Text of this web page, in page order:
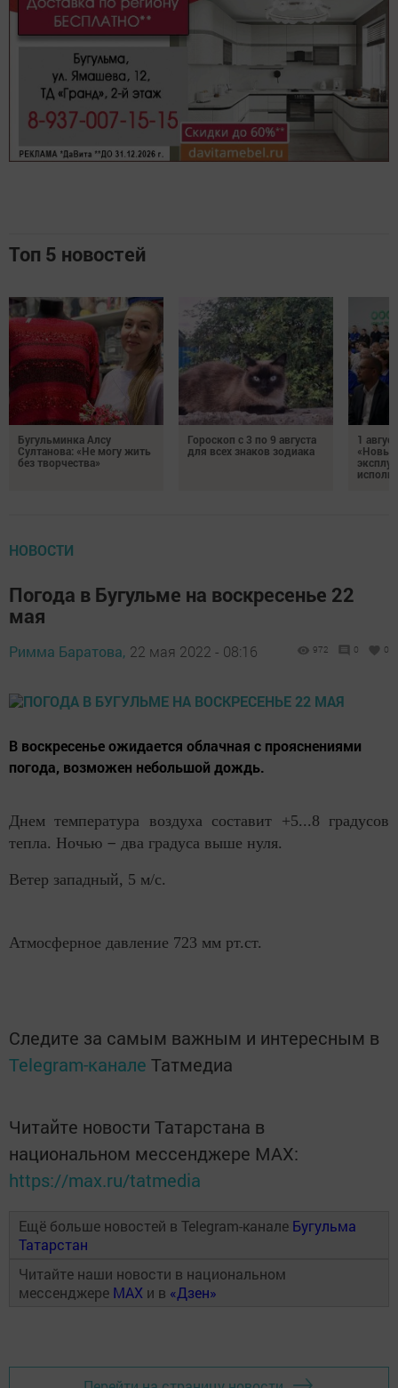
Топ 5 новостей
Бугульминка Алсу
Султанова: «Не могу жить
без творчества»
Гороскоп с 3 по 9 августа
для всех знаков зодиака
1
«Новые
НОВОСТИ
Погода в Бугульме на воскресенье 22
мая
Римма Баратова, 22 мая 2022 - 08:16 972 0 0
В воскресенье ожидается облачная с прояснениями
погода, возможен небольшой дождь.
Днем температура воздуха составит +5...8 градусов
тепла. Ночью – два градуса выше нуля.
Ветер западный, 5 м/с.
Атмосферное давление 723 мм рт.ст.
Следите за самым важным и интересным в
Telegram-канале Татмедиа
Читайте новости Татарстана в
национальном мессенджере MАХ:
https://max.ru/tatmedia
Ещё больше новостей в Telegram-канале Бугульма
Татарстан
Читайте наши новости в национальном
мессенджере MAX и в «Дзен»